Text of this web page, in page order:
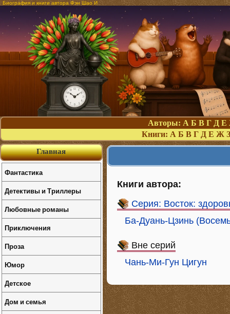
Биография и книги автора Фэн Шао И
Авторы: А Б В Г Д Е
Книги: А Б В Г Д Е Ж З
Книги автора:
Серия: Восток:
Ба-Дуань-Цзинь
Вне серий
Чань-Ми-Гун Цигун
Главная
Фантастика
Детективы и Триллеры
Любовные романы
Приключения
Проза
Юмор
Детское
Дом и семья